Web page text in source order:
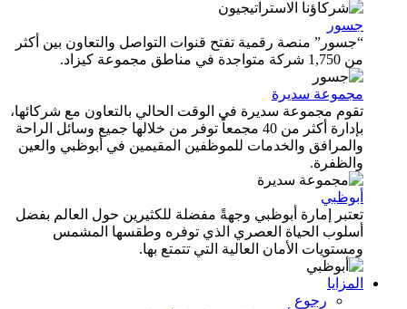
منصة رقمية تفتح قنوات التواصل والتعاون بين أكثر
سديرة
مجموعة سديرة في الوقت الحالي بالتعاون مع شركائها،
بإدارة أكثر من 40 مجمعاً توفر من خلالها جميع وسائل الراحة
والخدمات للموظفين المقيمين في أبوظبي والعين
إمارة أبوظبي وجهةً مفضلة للكثيرين حول العالم بفضل
الحياة العصري الذي توفره وطقسها المشمس
الأمان العالية التي تتمتع بها.